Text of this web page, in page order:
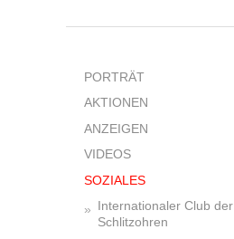
PORTRÄT
AKTIONEN
ANZEIGEN
VIDEOS
SOZIALES
Internationaler Club der
Schlitzohren